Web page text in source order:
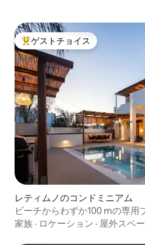
大好評のゲストチョイスです。
ゲストチョイス
レティムノのコンドミニアム
ビーチからわずか100 mの専用
ト！
家族 · ロケーション · 屋外スペ